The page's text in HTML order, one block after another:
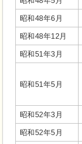
昭和48年6月
昭和48年12月
昭和51年3月
昭和51年5月
昭和52年3月
昭和52年5月